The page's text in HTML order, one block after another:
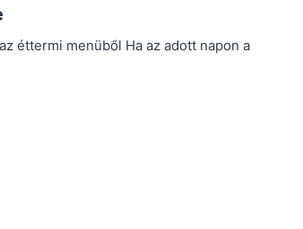
éttermi menüből Ha az adott napon a